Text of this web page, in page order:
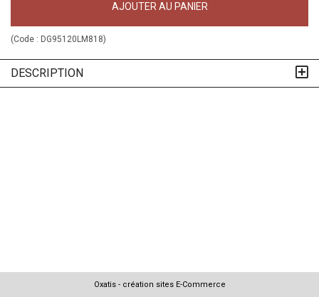
AJOUTER AU PANIER
(Code : DG95120LM818)
DESCRIPTION
Oxatis - création sites E-Commerce